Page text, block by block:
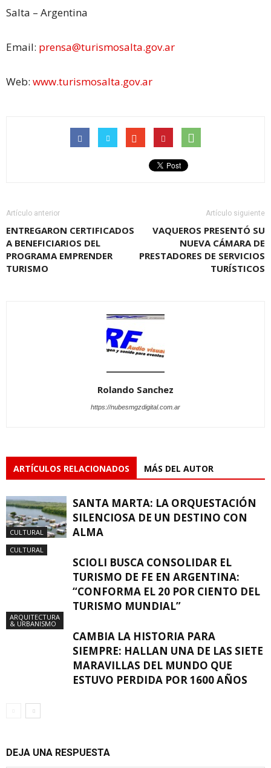
Salta – Argentina
Email: prensa@turismosalta.gov.ar
Web: www.turismosalta.gov.ar
Artículo anterior
ENTREGARON CERTIFICADOS
A BENEFICIARIOS DEL
PROGRAMA EMPRENDER
TURISMO
Artículo siguiente
VAQUEROS PRESENTÓ SU
NUEVA CÁMARA DE
PRESTADORES DE SERVICIOS
TURÍSTICOS
Rolando Sanchez
https://nubesmgzdigital.com.ar
ARTÍCULOS RELACIONADOS MÁS DEL AUTOR
CULTURAL
SANTA MARTA: LA ORQUESTACIÓN
SILENCIOSA DE UN DESTINO CON
ALMA
CULTURAL
SCIOLI BUSCA CONSOLIDAR EL
TURISMO DE FE EN ARGENTINA:
“CONFORMA EL 20 POR CIENTO DEL
TURISMO MUNDIAL”
ARQUITECTURA
& URBANISMO
CAMBIA LA HISTORIA PARA
SIEMPRE: HALLAN UNA DE LAS SIETE
MARAVILLAS DEL MUNDO QUE
ESTUVO PERDIDA POR 1600 AÑOS
DEJA UNA RESPUESTA